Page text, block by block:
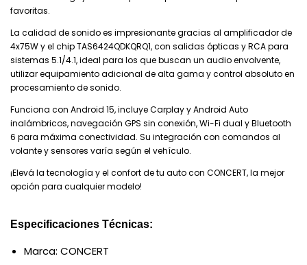
favoritas.
La calidad de sonido es impresionante gracias al amplificador de
4x75W y el chip TAS6424QDKQRQ1, con salidas ópticas y RCA para
sistemas 5.1/4.1, ideal para los que buscan un audio envolvente,
utilizar equipamiento adicional de alta gama y control absoluto en
procesamiento de sonido.
Funciona con Android 15, incluye Carplay y Android Auto
inalámbricos, navegación GPS sin conexión, Wi-Fi dual y Bluetooth
6 para máxima conectividad. Su integración con comandos al
volante y sensores varía según el vehículo.
¡Elevá la tecnología y el confort de tu auto con CONCERT, la mejor
opción para cualquier modelo!
Especificaciones Técnicas:
Marca: CONCERT